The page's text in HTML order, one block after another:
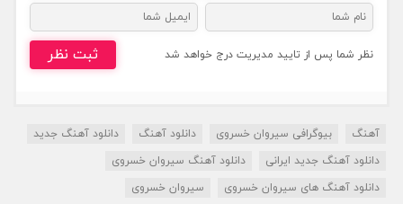
نظر شما پس از تایید مدیریت درج خواهد شد ثبت نظر
آهنگ بیوگرافی سیروان خسروی دانلود آهنگ
دانلود آهنگ جدید
دانلود آهنگ جدید ایرانی
دانلود آهنگ سیروان خسروی
دانلود آهنگ های سیروان خسروی
سیروان خسروی